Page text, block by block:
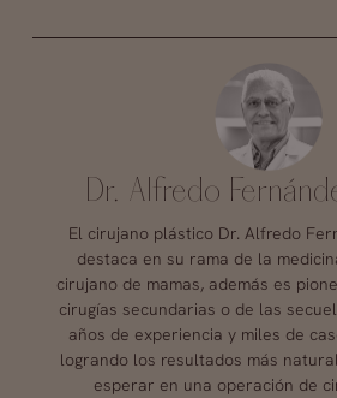
Dr. Alfredo
El cirujano plástico Dr. Alfredo
destaca en su rama de la
cirujano de mamas, además es
cirugías secundarias o de las
años de experiencia y miles de
logrando los resultados más
esperar en una operación de